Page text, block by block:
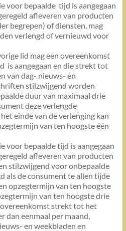
voor bepaalde tijd is aangegaan
afleveren van producten
begrepen) of diensten, mag
verlengd of vernieuwd voor
lid mag een overeenkomst
is aangegaan en die strekt tot
van dag- nieuws- en
stilzwijgend worden
duur van maximaal drie
deze verlengde
einde van de verlenging kan
van ten hoogste één
voor bepaalde tijd is aangegaan
afleveren van producten
stilzwijgend voor onbepaalde
als de consument te allen tijde
opzegtermijn van ten hoogste
van ten hoogste drie
overeenkomst strekt tot het
dan eenmaal per maand,
en weekbladen en